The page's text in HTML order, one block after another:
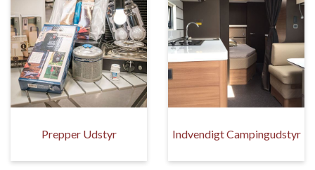
Prepper Udstyr Indvendigt Campingudstyr